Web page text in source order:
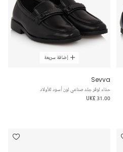
إضافة سريعة
Sevva
حذاء لوفر جلد صناعي لون أسود للأولاد
UK£ 31.00